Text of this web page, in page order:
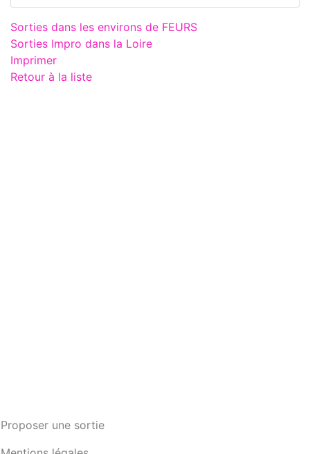
Sorties dans les environs de FEURS
Sorties Impro dans la Loire
Imprimer
Retour à la liste
Proposer une sortie